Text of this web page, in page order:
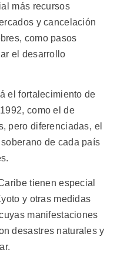
más recursos
y cancelación
como pasos
el desarrollo
el fortalecimiento de
como el de
pero diferenciadas, el
de cada país
tienen especial
y otras medidas
manifestaciones
desastres naturales y